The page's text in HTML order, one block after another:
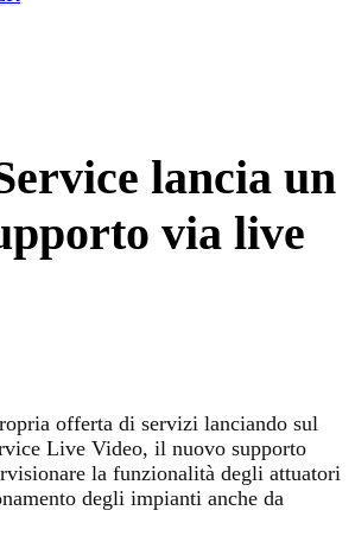
lancia un
via live
offerta di servizi lanciando sul
Live Video, il nuovo supporto
la funzionalità degli attuatori
degli impianti anche da